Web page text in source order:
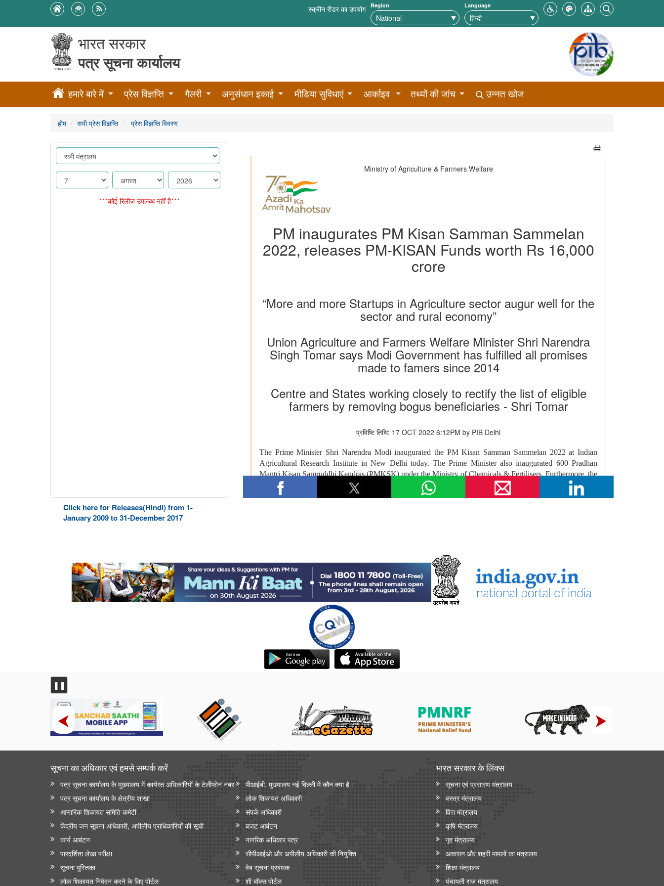
स्क्रीन रीडर का उपयोग Region Language
भारत सरकार
पत्र सूचना कार्यालय
हमारे बारे में प्रेस विज्ञप्ति गैलरी अनुसंधान इकाई मीडिया सुविधाएं आर्काइव तथ्यों की जांच उन्नत खोज
होम सभी प्रेस विज्ञप्ति प्रेस विज्ञप्ति विवरण
***कोई रिलीज उपलब्ध नहीं है***
Click here for Releases(Hindi) from 1-
January 2009 to 31-December 2017
❚❚
सूचना का अधिकार एवं हमसे सम्‍पर्क करें
पत्र सूचना कार्यालय के मुख्यालय में कार्यरत अधिकारियों के टेलीफोन नंबर
पीआईबी, मुख्यालय नई दिल्ली में कौन क्या है।
पत्र सूचना कार्यालय के क्षेत्रीय शाखा
लोक शिकायत अधिकारी
आन्‍तरिक शिकायत समिति कमेटी
संपर्क अधिकारी
केंद्रीय जन सूचना अधिकारी, अपीलीय प्राधिकारियों की सूची
बजट आबंटन
कार्य आबंटन
नागरिक अधिकार पत्र
पारदर्शिता लेखा परीक्षा
सीपीआईओ और अपी‍लीय अधिकारी की नियुक्ति
सूचना पुस्तिका
वेब सूचना प्रबंधक
लोक शिकायत निवेदन करने के लिए पोर्टल
शी बॉक्स पोर्टल
भारत सरकार के लिंक्‍स
सूचना एवं प्रसारण मंत्रालय
वस्त्र मंत्रालय
वित्त मंत्रालय
कृषि मंत्रालय
गृह मंत्रालय
आवासन और शहरी मामलों का मंत्रालय
शिक्षा मंत्रालय
पंचायती राज मंत्रालय